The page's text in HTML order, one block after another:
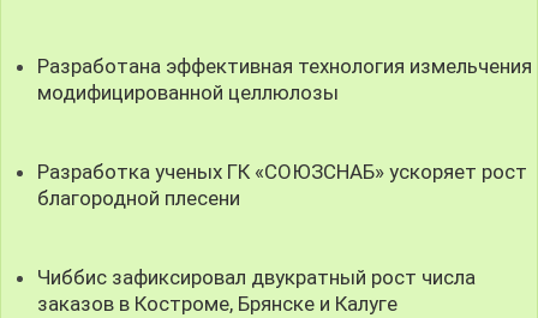
Разработана эффективная технология измельчения
модифицированной целлюлозы
Разработка ученых ГК «СОЮЗСНАБ» ускоряет рост
благородной плесени
Чиббис зафиксировал двукратный рост числа
заказов в Костроме, Брянске и Калуге